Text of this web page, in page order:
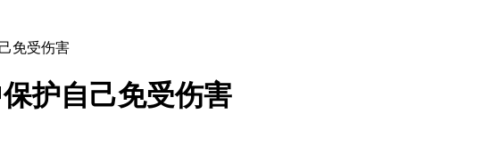
免受伤害
护自己免受伤害